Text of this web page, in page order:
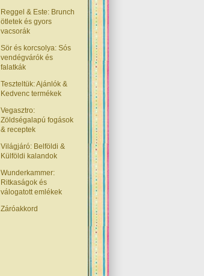
Reggel & Este: Brunch
ötletek és gyors
vacsorák
Sör és korcsolya: Sós
vendégvárók és
falatkák
Teszteltük: Ajánlók &
Kedvenc termékek
Vegasztro:
Zöldségalapú fogások
& receptek
Világjáró: Belföldi &
Külföldi kalandok
Wunderkammer:
Ritkaságok és
válogatott emlékek
Záróakkord